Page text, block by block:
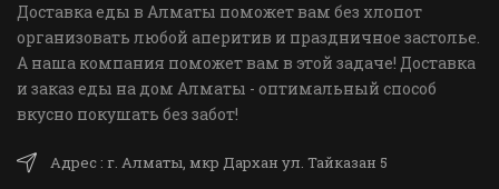
Доставка еды в Алматы поможет вам без хлопот
организовать любой аперитив и праздничное застолье.
А наша компания поможет вам в этой задаче! Доставка
и заказ еды на дом Алматы - оптимальный способ
вкусно покушать без забот!
Адрес : г. Алматы, мкр Дархан ул. Тайказан 5